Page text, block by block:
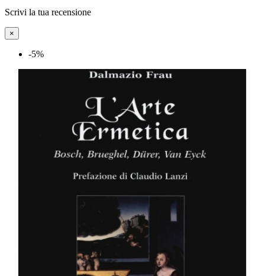
Scrivi la tua recensione
×
-5%